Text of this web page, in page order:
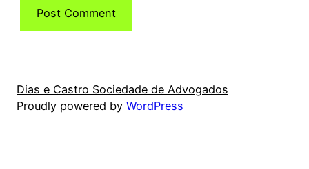
Dias e Castro Sociedade de Advogados
Proudly powered by WordPress